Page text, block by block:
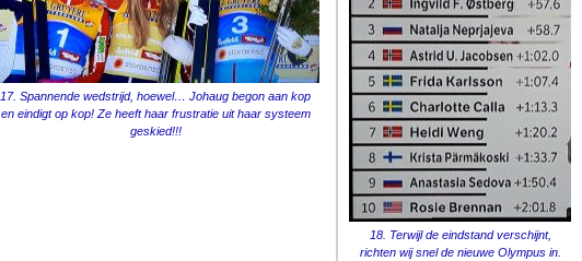
17. Spannende wedstrijd, hoewel… Johaug begon aan kop
en eindigt op kop! Ze heeft haar frustratie uit haar systeem
geskied!!!
18. Terwijl de eindstand verschijnt,
richten wij snel de nieuwe Olympus in.